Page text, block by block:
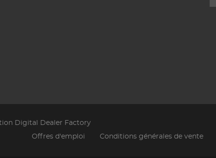
Digital Dealer Factory
Offres d'emploi
Conditions générales de vente